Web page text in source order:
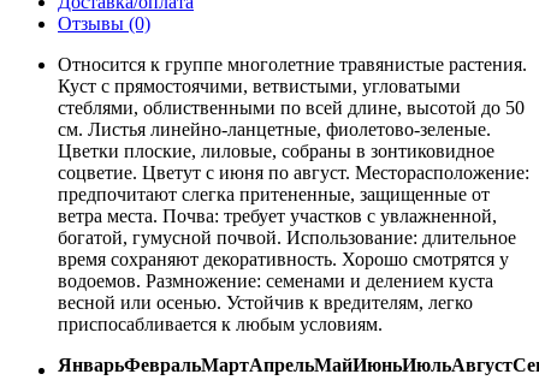
Отзывы (0)
Относится к группе многолетние травянистые растения.
Куст с прямостоячими, ветвистыми, угловатыми
стеблями, облиственными по всей длине, высотой до 50
см. Листья линейно-ланцетные, фиолетово-зеленые.
Цветки плоские, лиловые, собраны в зонтиковидное
соцветие. Цветут с июня по август. Месторасположение:
предпочитают слегка притененные, защищенные от
ветра места. Почва: требует участков с увлажненной,
богатой, гумусной почвой. Использование: длительное
время сохраняют декоративность. Хорошо смотрятся у
водоемов. Размножение: семенами и делением куста
весной или осенью. Устойчив к вредителям, легко
приспосабливается к любым условиям.
ЯнварьФевральМартАпрельМайИюньИюльАвгуст